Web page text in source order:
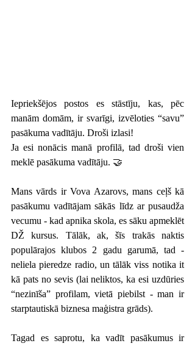
Iepriekšējos postos es stāstīju, kas, pēc
manām domām, ir svarīgi, izvēloties “savu”
pasākuma vadītāju. Droši izlasi!
Ja esi nonācis manā profilā, tad droši vien
meklē pasākuma vadītāju. 🤝
Mans vārds ir Vova Azarovs, mans ceļš kā
pasākumu vadītājam sākās līdz ar pusaudža
vecumu - kad apnika skola, es sāku apmeklēt
DŽ kursus. Tālāk, ak, šīs trakās naktis
populārajos klubos 2 gadu garumā, tad -
neliela pieredze radio, un tālāk viss notika it
kā pats no sevis (lai neliktos, ka esi uzdūries
“nezinīša” profilam, vietā piebilst - man ir
starptautiskā biznesa maģistra grāds).
Tagad es saprotu, ka vadīt pasākumus ir